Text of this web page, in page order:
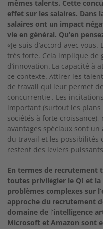
mêmes talents. Cette
effet sur les salaires. Dans
salaires ont un impact
vie en général. Qu’en
«Je suis d’accord avec
très forte. Cela implique de
d’innovation. La capacité à
ce contexte. Attirer les
de travail qui leur permet
concurrentiel. Les
important (surtout les plans
sociétés à forte
avantages spéciaux sont
du travail et les possibilités
restent des leviers
En termes de recrutement
toutes privilégier le QI et la
problèmes complexes sur
approche du recrutement
domaine de l’intelligence
Microsoft et Amazon sont